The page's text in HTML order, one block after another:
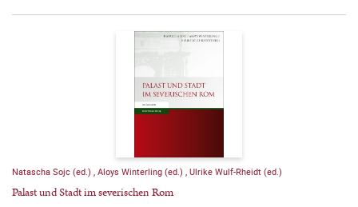
Natascha Sojc (ed.) Aloys Winterling (ed.) Ulrike Wulf-Rheidt (ed.)
Palast und Stadt im severischen Rom